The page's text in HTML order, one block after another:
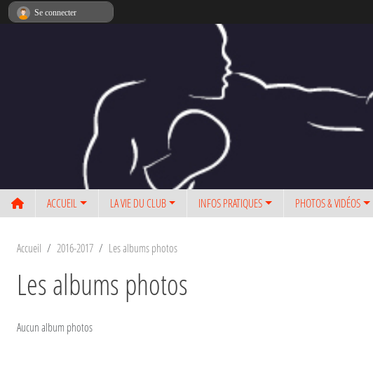
ACCUEIL LA VIE DU CLUB INFOS PRATIQUES PHOTOS & VIDÉOS
Accueil 2016-2017 Les albums photos
Les albums photos
Aucun album photos
Se connecter
Panneau de gestion des cookies